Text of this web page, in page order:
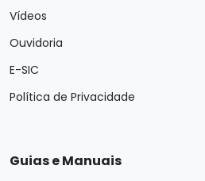
Vídeos
Ouvidoria
E-SIC
Política de Privacidade
Guias e Manuais